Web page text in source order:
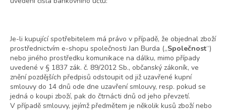
Je-li kupující spotřebitelem má právo v případě, že objednal zboží
prostřednictvím e-shopu společnosti Jan Burda („Společnost“)
nebo jiného prostředku komunikace na dálku, mimo případy
uvedené v § 1837 zák. č. 89/2012 Sb., občanský zákoník, ve
znění pozdějších předpisů odstoupit od již uzavřené kupní
smlouvy do 14 dnů ode dne uzavření smlouvy, resp. pokud se
jedná o koupi zboží, pak do čtrnácti dnů od jeho převzetí.
V případě smlouvy, jejímž předmětem je několik kusů zboží nebo